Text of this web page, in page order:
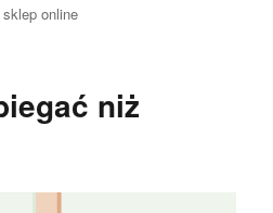
Tagi
sklep online
niż